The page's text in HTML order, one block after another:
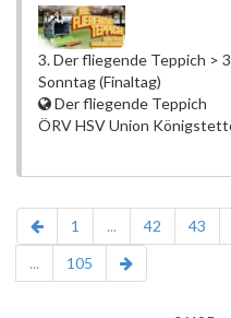
3. Der fliegende Teppich >
Sonntag (Finaltag)
Der fliegende Teppich
ÖRV HSV Union
1 ... 42 43
...
105